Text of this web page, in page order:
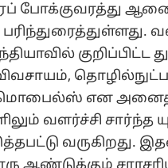
போக்குவரத்து
பரிந்துரைத்துள்ளது.
குறிப்பிட்ட
என
வளர்ச்சி சார்ந்த
வருகிறது.